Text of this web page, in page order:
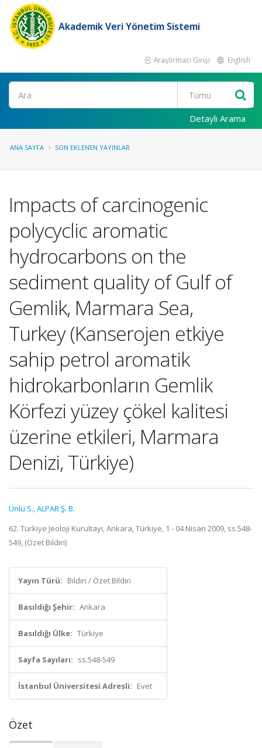
Akademik Veri Yönetim Sistemi
Araştırmacı Girişi English
Ara
Detaylı Arama
ANA SAYFA SON EKLENEN YAYINLAR
Impacts of carcinogenic
polycyclic aromatic
hydrocarbons on the
sediment quality of Gulf of
Gemlik, Marmara Sea,
Turkey (Kanserojen etkiye
sahip petrol aromatik
hidrokarbonların Gemlik
Körfezi yüzey çökel kalitesi
üzerine etkileri, Marmara
Denizi, Türkiye)
Ünlü S.,ALPAR Ş. B.
62. Türkiye Jeoloji Kurultayı, Ankara, Türkiye, 1 - 04 Nisan 2009, ss.548-
549, (Özet Bildiri)
Yayın Türü: Bildiri / Özet Bildiri
Basıldığı Şehir: Ankara
Basıldığı Ülke: Türkiye
Sayfa Sayıları: ss.548-549
İstanbul Üniversitesi Adresli: Evet
Özet